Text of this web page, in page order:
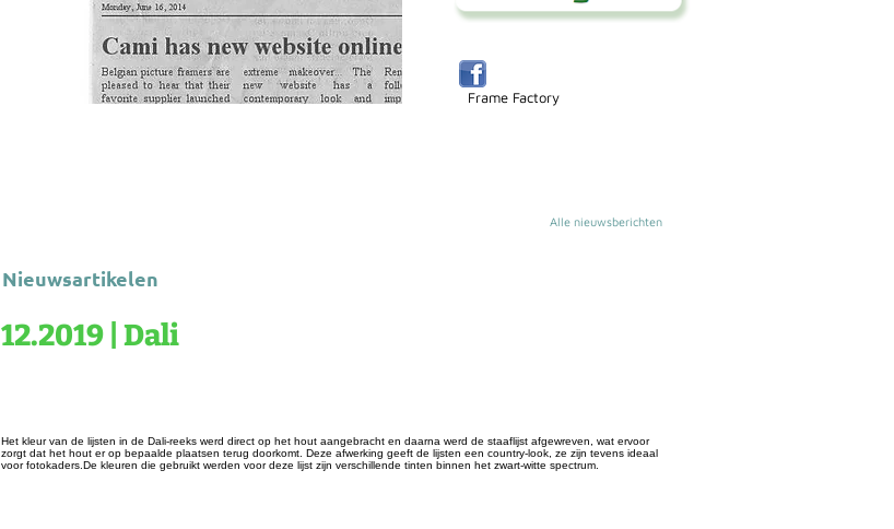
Frame Factory
Alle nieuwsberichten
Nieuwsartikelen
12.2019 | Dali
Het kleur van de lijsten in de Dali-reeks werd direct op het hout aangebracht en daarna werd de staaflijst afgewreven, wat ervoor
zorgt dat het hout er op bepaalde plaatsen terug doorkomt. Deze afwerking geeft de lijsten een country-look, ze zijn tevens ideaal
voor fotokaders.De kleuren die gebruikt werden voor deze lijst zijn verschillende tinten binnen het zwart-witte spectrum.